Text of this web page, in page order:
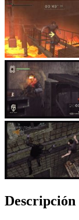
Descripción